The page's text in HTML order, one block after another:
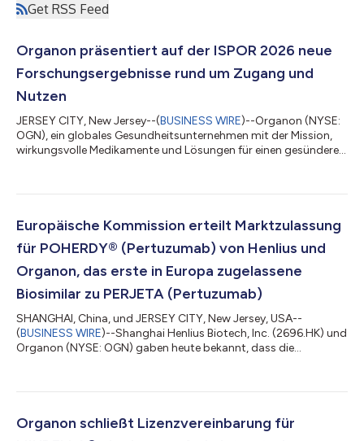
Get RSS Feed
Organon präsentiert auf der ISPOR 2026 neue
Forschungsergebnisse rund um Zugang und
Nutzen
JERSEY CITY, New Jersey--(BUSINESS WIRE)--Organon (NYSE:
OGN), ein globales Gesundheitsunternehmen mit der Mission,
wirkungsvolle Medikamente und Lösungen für einen gesünderen
International Society for Pharmacoeconomics and Outcomes
Frauengesundheit, Biosimilars, Dermatologie und Neurologie
vorstellen. Die Konferenz mit Schwerpunkt a...
Europäische Kommission erteilt Marktzulassung
für POHERDY® (Pertuzumab) von Henlius und
Organon, das erste in Europa zugelassene
Biosimilar zu PERJETA (Pertuzumab)
SHANGHAI, China, und JERSEY CITY, New Jersey, USA--
(BUSINESS WIRE)--Shanghai Henlius Biotech, Inc. (2696.HK) und
Organon (NYSE: OGN) gaben heute bekannt, dass die
Verabreichung erteilt hat. Damit ist POHERDY das erste und
(Pertuzumab) für alle Indikationen des Referenzprodukts.1 „Als
erstes und derzeit einziges Pertuzumab-Biosimilar in Europa...
Organon schließt Lizenzvereinbarung für